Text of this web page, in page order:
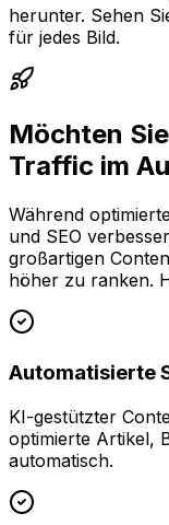
herunter. Sehen
für jedes Bild.
Möchten
Traffic im
Während
und SEO
großartigen
höher zu ranken.
Automatisierte
KI-gestützter
optimierte Artikel,
automatisch.